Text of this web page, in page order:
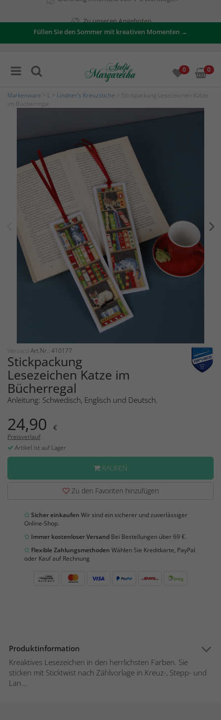
Füllen Sie den Sommer mit kreativen Momenten →
0 0
Markenware L Lindner's Kreuzstiche > Stickpackung Lesezeichen Katze
im Bücherregal
Vervaco Art.Nr.: 410177
Stickpackung
Lesezeichen Katze im
Bücherregal
Anleitung: Schwedisch, Englisch und Deutsch.
24,90 €
Preisverlauf
Artikel ist auf Lager
KAUFEN
Zu den Favoriten hinzufügen
Sicher einkaufen Wir sind ein sicherer und zuverlässiger
Online-Shop.
Immer kostenloser Versand Bei Bestellungen über 69 €.
Flexible Zahlungsmethoden Wählen Sie Kreditkarte, PayPal
oder Kauf auf Rechnung
Produktinformation
Kreaktives Lesezeichen in den herrlichsten Farben. Sie
sticken mit Sticktwist nach Zählvorlage in Kreuz-, Stepp- und
Lan...